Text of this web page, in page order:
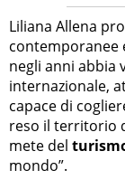
Liliana Allena
contemporanee
negli anni abbia
internazionale,
capace di
reso il territorio
mete del
mondo”.